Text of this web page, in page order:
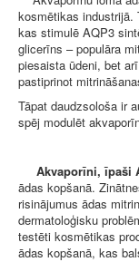
kosmētikas
kas stimulē AQP3
glicerīns – populāra
piesaista ūdeni, bet
pastiprinot
Tāpat daudzsološa ir
spēj modulēt
Akvaporīni, īpaši
ādas kopšanā.
risinājumus ādas
dermatoloģisku
testēti kosmētikas
ādas kopšanā, kas